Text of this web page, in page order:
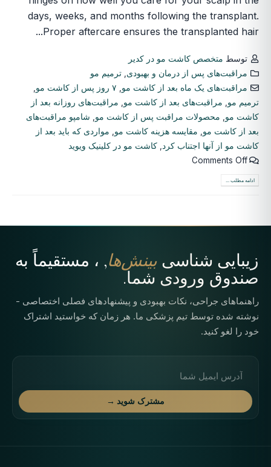
days, weeks, and months following the transplant.
Proper aftercare ensures the transplanted hair...
توسط متخصص کاشت مو در کدیر
مراقبت‌های پس از درمان و بهبودی ,ترمیم مو
مراقبت‌های یک ماه بعد از کاشت مو
۷ روز پس از کاشت مو
ترمیم مو
مراقبت‌های بعد از کاشت مو
مراقبت‌های روزانه بعد از
کاشت مو
محصولات مراقبت پس از کاشت مو
شامپو مراقبت‌های
بعد از کاشت مو
مقایسه هزینه کاشت مو
مواردی که باید بعد از
کاشت مو از آنها اجتناب کرد
کاشت مو در کلینیک ویوید
Comments Off
ادامه مطلب ...
زیبایی شناسیبینش‌ها, ، مستقیماً به
صندوق ورودی شما.
راهنماهای جراحی، نکات بهبودی و پیشنهادهای فصلی اختصاصی -
نوشته شده توسط تیم پزشکی ما. هر زمان که خواستید اشتراک
خود را لغو کنید.
مشترک شوید →